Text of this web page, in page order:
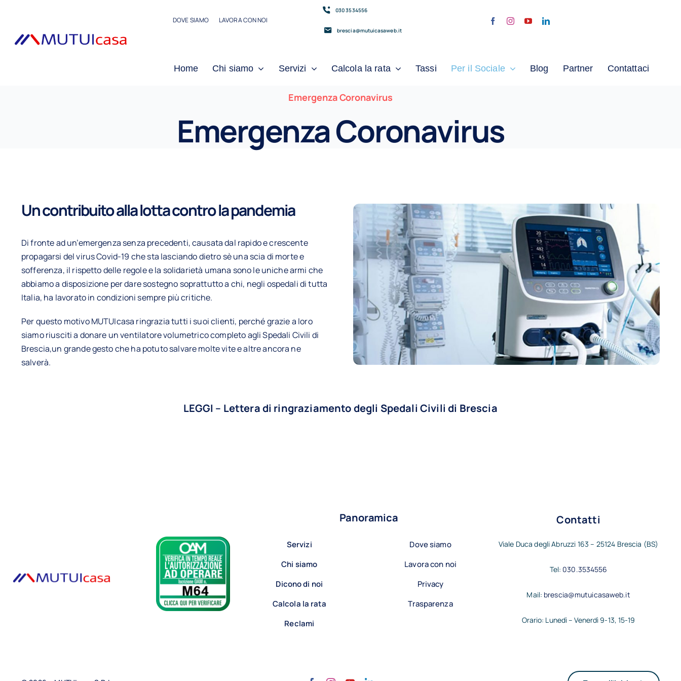
contenuto
DOVE SIAMO LAVORA CON NOI
030 3534556
brescia@mutuicasaweb.it
Home Chi siamo Servizi Calcola la rata Tassi Per il Sociale Blog Partner Contattaci
Emergenza Coronavirus
Emergenza Coronavirus
Un contribuito alla lotta contro la pandemia
Di fronte ad un’emergenza senza precedenti, causata dal rapido e crescente
propagarsi del virus Covid-19 che sta lasciando dietro sè una scia di morte e
sofferenza, il rispetto delle regole e la solidarietà umana sono le uniche armi che
abbiamo a disposizione per dare sostegno soprattutto a chi, negli ospedali di tutta
Italia, ha lavorato in condizioni sempre più critiche.
Per questo motivo MUTUIcasa ringrazia tutti i suoi clienti, perché grazie a loro
siamo riusciti a donare un ventilatore volumetrico completo agli Spedali Civili di
Brescia,un grande gesto che ha potuto salvare molte vite e altre ancora ne
salverà.
LEGGI – Lettera di ringraziamento degli Spedali Civili di Brescia
Panoramica
Servizi
Chi siamo
Dicono di noi
Calcola la rata
Reclami
Dove siamo
Lavora con noi
Privacy
Trasparenza
Contatti
Viale Duca degli Abruzzi 163 – 25124 Brescia (BS)
Tel: 030.3534556
Mail: brescia@mutuicasaweb.it
Orario: Lunedì – Venerdì 9-13, 15-19